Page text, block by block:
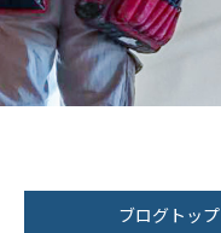
ブログトップ